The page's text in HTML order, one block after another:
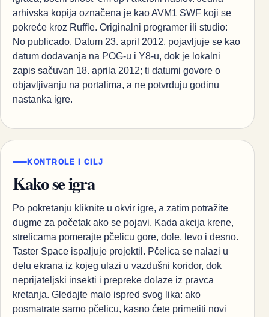
arhivska kopija označena je kao AVM1 SWF koji se
pokreće kroz Ruffle. Originalni programer ili studio:
No publicado. Datum 23. april 2012. pojavljuje se kao
datum dodavanja na POG-u i Y8-u, dok je lokalni
zapis sačuvan 18. aprila 2012; ti datumi govore o
objavljivanju na portalima, a ne potvrđuju godinu
nastanka igre.
KONTROLE I CILJ
Kako se igra
Po pokretanju kliknite u okvir igre, a zatim potražite
dugme za početak ako se pojavi. Kada akcija krene,
strelicama pomerajte pčelicu gore, dole, levo i desno.
Taster Space ispaljuje projektil. Pčelica se nalazi u
delu ekrana iz kojeg ulazi u vazdušni koridor, dok
neprijateljski insekti i prepreke dolaze iz pravca
kretanja. Gledajte malo ispred svog lika: ako
posmatrate samo pčelicu, kasno ćete primetiti novi